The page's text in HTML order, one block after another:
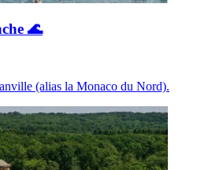
🌊
(alias la Monaco du Nord).